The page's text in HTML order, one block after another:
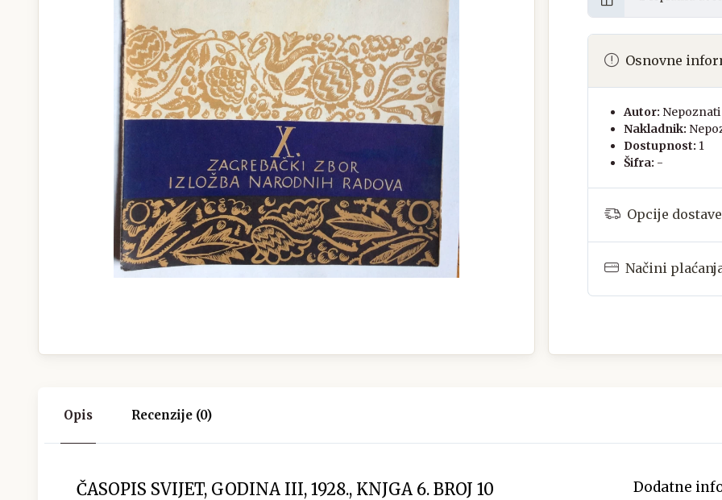
Osnovne
Autor:
Nakladnik:
Dostupnost: 1
Šifra: -
Opcije dostave
Načini
Opis Recenzije (0)
ČASOPIS SVIJET, GODINA III, 1928., KNJGA 6. BROJ 10 Dodatne